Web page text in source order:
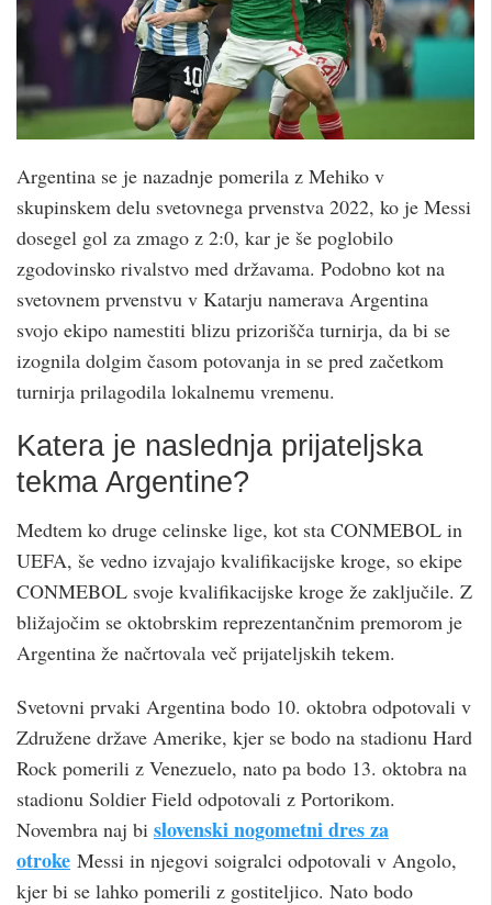
Argentina se je nazadnje pomerila z Mehiko v
skupinskem delu svetovnega prvenstva 2022, ko je Messi
dosegel gol za zmago z 2:0, kar je še poglobilo
zgodovinsko rivalstvo med državama. Podobno kot na
svetovnem prvenstvu v Katarju namerava Argentina
svojo ekipo namestiti blizu prizorišča turnirja, da bi se
izognila dolgim ​​časom potovanja in se pred začetkom
turnirja prilagodila lokalnemu vremenu.
Katera je naslednja prijateljska
tekma Argentine?
Medtem ko druge celinske lige, kot sta CONMEBOL in
UEFA, še vedno izvajajo kvalifikacijske kroge, so ekipe
CONMEBOL svoje kvalifikacijske kroge že zaključile. Z
bližajočim se oktobrskim reprezentančnim premorom je
Argentina že načrtovala več prijateljskih tekem.
Svetovni prvaki Argentina bodo 10. oktobra odpotovali v
Združene države Amerike, kjer se bodo na stadionu Hard
Rock pomerili z Venezuelo, nato pa bodo 13. oktobra na
stadionu Soldier Field odpotovali z Portorikom.
Novembra naj bi slovenski nogometni dres za
otroke Messi in njegovi soigralci odpotovali v Angolo,
kjer bi se lahko pomerili z gostiteljico. Nato bodo